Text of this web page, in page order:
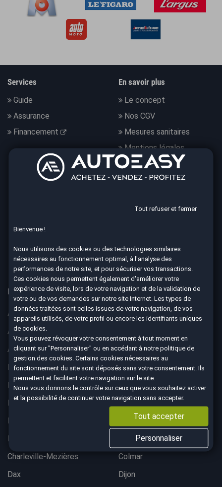
Services
Guide
Assurance
Financement
En savoir plus
Le concept
Nos CGV
Mesures sanitaires
Mentions légales
Données personnelles
4.7
8590 avis Google
Nos 67 agences à votre service dans toute la France
Aix-en-Provence
Ajaccio
Albertville
Angoulême
Aurillac
Belfort
Bergerac
Besançon
Bordeaux lac
Bordeaux Mérignac
Bougival
Bourgoin-Jallieu
Brest
Brive-La-Gaillarde
Chalon-sur-Saône
Charleville-Mezières
Colmar
Dax
Dijon
Tout refuser et fermer
Bienvenue !
Nous utilisons des cookies ou des technologies similaires
nécessaires au fonctionnement optimal, à l'analyse des
performances de notre site, et pour sécuriser vos transactions.
Ces cookies nous permettent également d'améliorer votre
expérience de visite, lors de votre navigation et de la validation de
votre ou de vos demandes sur notre site Internet. Les types de
données traitées sont celles issues de votre navigation, de vos
appareils utilisés, de votre profil ou encore les identifiants uniques
de cookies.
Vous pouvez révoquer votre consentement à tout moment en
cliquant sur "Personnaliser" ou en accédant à notrepolitique de
gestion des cookies . Certains cookies nécessaires au
fonctionnement du site sont déposés sans votre consentement. Ils
permettent et facilitent votre navigation sur le site.
Nous vous donnons le contrôle sur ceux que vous souhaitez activer
et la possibilité de continuer votre navigation sans accepter.
Tout accepter
Personnaliser